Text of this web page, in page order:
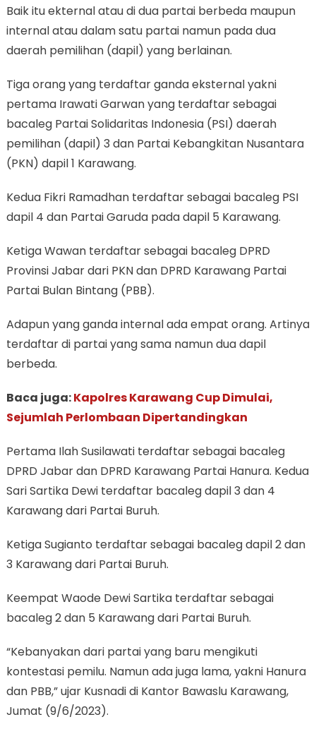
Baik itu ekternal atau di dua partai berbeda maupun
internal atau dalam satu partai namun pada dua
daerah pemilihan (dapil) yang berlainan.
Tiga orang yang terdaftar ganda eksternal yakni
pertama Irawati Garwan yang terdaftar sebagai
bacaleg Partai Solidaritas Indonesia (PSI) daerah
pemilihan (dapil) 3 dan Partai Kebangkitan Nusantara
(PKN) dapil 1 Karawang.
Kedua Fikri Ramadhan terdaftar sebagai bacaleg PSI
dapil 4 dan Partai Garuda pada dapil 5 Karawang.
Ketiga Wawan terdaftar sebagai bacaleg DPRD
Provinsi Jabar dari PKN dan DPRD Karawang Partai
Partai Bulan Bintang (PBB).
Adapun yang ganda internal ada empat orang. Artinya
terdaftar di partai yang sama namun dua dapil
berbeda.
Baca juga:Kapolres Karawang Cup Dimulai,
Sejumlah Perlombaan Dipertandingkan
Pertama Ilah Susilawati terdaftar sebagai bacaleg
DPRD Jabar dan DPRD Karawang Partai Hanura. Kedua
Sari Sartika Dewi terdaftar bacaleg dapil 3 dan 4
Karawang dari Partai Buruh.
Ketiga Sugianto terdaftar sebagai bacaleg dapil 2 dan
3 Karawang dari Partai Buruh.
Keempat Waode Dewi Sartika terdaftar sebagai
bacaleg 2 dan 5 Karawang dari Partai Buruh.
“Kebanyakan dari partai yang baru mengikuti
kontestasi pemilu. Namun ada juga lama, yakni Hanura
dan PBB,” ujar Kusnadi di Kantor Bawaslu Karawang,
Jumat (9/6/2023).